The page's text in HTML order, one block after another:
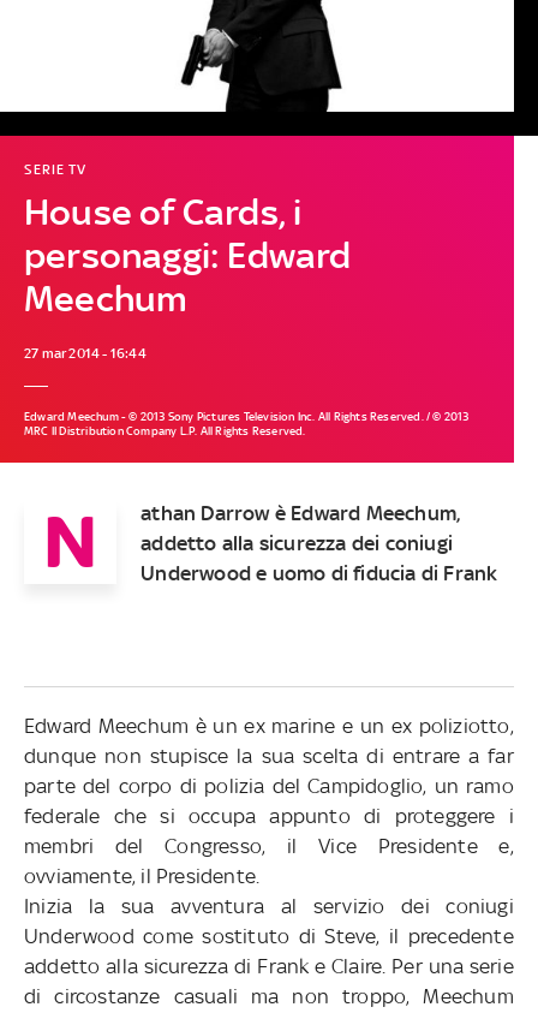
House of Cards, i
personaggi: Edward
Meechum
SERIE TV
27 mar 2014 - 16:44
Edward Meechum - © 2013 Sony Pictures Television Inc. All Rights Reserved. / © 2013
MRC II Distribution Company L.P. All Rights Reserved.
N
athan Darrow è Edward Meechum,
addetto alla sicurezza dei coniugi
Underwood e uomo di fiducia di Frank
Edward Meechum è un ex marine e un ex poliziotto,
dunque non stupisce la sua scelta di entrare a far
parte del corpo di polizia del Campidoglio, un ramo
federale che si occupa appunto di proteggere i
membri del Congresso, il Vice Presidente e,
ovviamente, il Presidente.
Inizia la sua avventura al servizio dei coniugi
Underwood come sostituto di Steve, il precedente
addetto alla sicurezza di Frank e Claire. Per una serie
di circostanze casuali ma non troppo, Meechum